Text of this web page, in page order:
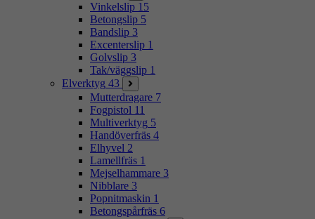
Vinkelslip 15
Betongslip 5
Bandslip 3
Excenterslip 1
Golvslip 3
Tak/väggslip 1
Elverktyg 43
Mutterdragare 7
Fogpistol 11
Multiverktyg 5
Handöverfräs 4
Elhyvel 2
Lamellfräs 1
Mejselhammare 3
Nibblare 3
Popnitmaskin 1
Betongspårfräs 6